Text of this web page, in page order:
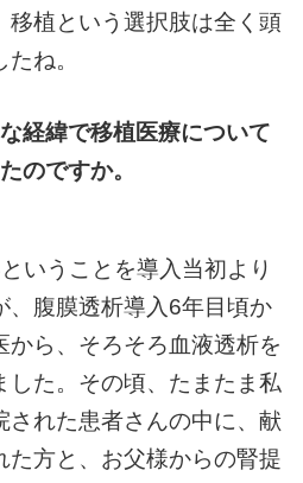
移植という選択肢は全く頭
ね。
経緯で移植医療について
のですか。
いうことを導入当初より
、腹膜透析導入6年目頃か
から、そろそろ血液透析を
した。その頃、たまたま私
された患者さんの中に、献
た方と、お父様からの腎提